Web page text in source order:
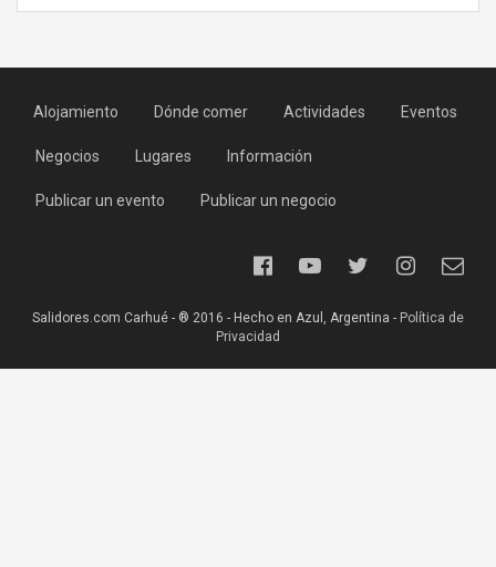
Alojamiento Dónde comer Actividades Eventos
Negocios Lugares Información
Publicar un evento Publicar un negocio
Salidores.com Carhué - ® 2016 - Hecho en Azul, Argentina - Política de
Privacidad